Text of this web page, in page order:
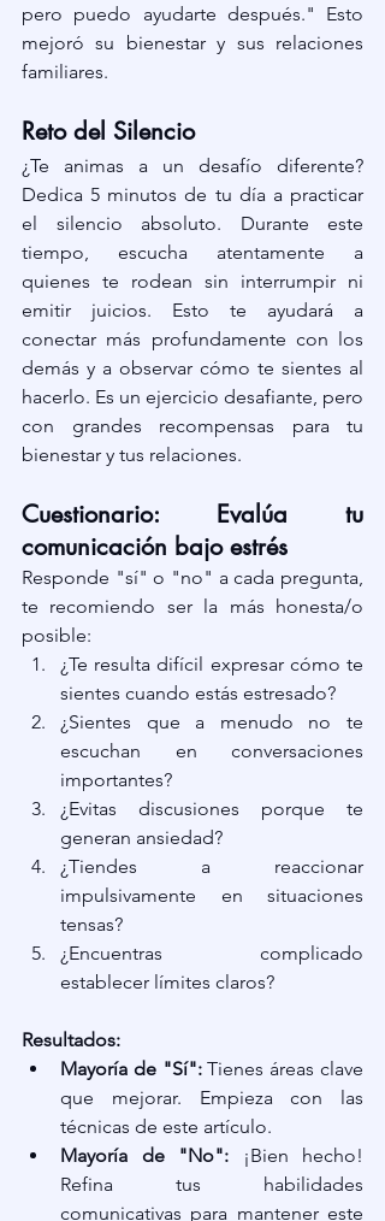
pero puedo ayudarte después." Esto
mejoró su bienestar y sus relaciones
familiares.
Reto del Silencio
¿Te animas a un desafío diferente?
Dedica 5 minutos de tu día a practicar
el silencio absoluto. Durante este
tiempo, escucha atentamente a
quienes te rodean sin interrumpir ni
emitir juicios. Esto te ayudará a
conectar más profundamente con los
demás y a observar cómo te sientes al
hacerlo. Es un ejercicio desafiante, pero
con grandes recompensas para tu
bienestar y tus relaciones.
Cuestionario: Evalúa tu
comunicación bajo estrés
Responde "sí" o "no" a cada pregunta,
te recomiendo ser la más honesta/o
posible:
¿Te resulta difícil expresar cómo te
sientes cuando estás estresado?
¿Sientes que a menudo no te
escuchan en conversaciones
importantes?
¿Evitas discusiones porque te
generan ansiedad?
¿Tiendes a reaccionar
impulsivamente en situaciones
tensas?
¿Encuentras complicado
establecer límites claros?
Resultados:
Mayoría de "Sí": Tienes áreas clave
que mejorar. Empieza con las
técnicas de este artículo.
Mayoría de "No": ¡Bien hecho!
Refina tus habilidades
comunicativas para mantener este